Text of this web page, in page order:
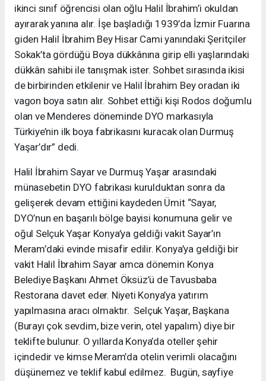
ikinci sınıf öğrencisi olan oğlu Halil İbrahim’i okuldan
ayırarak yanına alır. İşe başladığı 1939’da İzmir Fuarına
giden Halil İbrahim Bey Hisar Cami yanındaki Şeritçiler
Sokak’ta gördüğü Boya dükkânına girip elli yaşlarındaki
dükkân sahibi ile tanışmak ister. Sohbet sırasında ikisi
de birbirinden etkilenir ve Halil İbrahim Bey oradan iki
vagon boya satın alır. Sohbet ettiği kişi Rodos doğumlu
olan ve Menderes döneminde DYO markasıyla
Türkiye’nin ilk boya fabrikasını kuracak olan Durmuş
Yaşar’dır” dedi.
Halil İbrahim Sayar ve Durmuş Yaşar arasındaki
münasebetin DYO fabrikası kurulduktan sonra da
gelişerek devam ettiğini kaydeden Ümit “Sayar,
DYO’nun en başarılı bölge bayisi konumuna gelir ve
oğul Selçuk Yaşar Konya’ya geldiği vakit Sayar’ın
Meram’daki evinde misafir edilir. Konya’ya geldiği bir
vakit Halil İbrahim Sayar amca dönemin Konya
Belediye Başkanı Ahmet Öksüz’ü de Tavusbaba
Restorana davet eder. Niyeti Konya’ya yatırım
yapılmasına aracı olmaktır. Selçuk Yaşar, Başkana
(Burayı çok sevdim, bize verin, otel yapalım) diye bir
teklifte bulunur. O yıllarda Konya’da oteller şehir
içindedir ve kimse Meram’da otelin verimli olacağını
düşünemez ve teklif kabul edilmez. Bugün, sayfiye